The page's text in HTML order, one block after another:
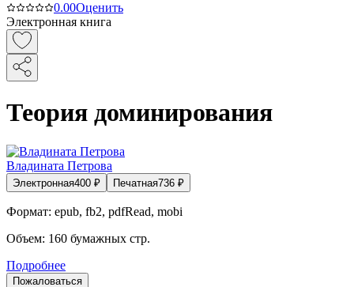
0.00Оценить
Электронная книга
Теория доминирования
Владината Петрова
Электронная400 ₽ Печатная736 ₽
Формат: epub, fb2, pdfRead, mobi
Объем: 160 бумажных стр.
Подробнее
Пожаловаться